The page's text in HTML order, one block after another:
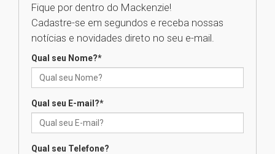
Professora do Mackenzie é
finalista do Prêmio Jabuti com
obra sobre ética e arquitetura
contemporânea
internacionais
Fique por dentro do Mackenzie!
Cadastre-se em segundos e receba nossas
notícias e novidades direto no seu e-mail.
Qual seu Nome?*
Qual seu E-mail?*
Qual seu Telefone?